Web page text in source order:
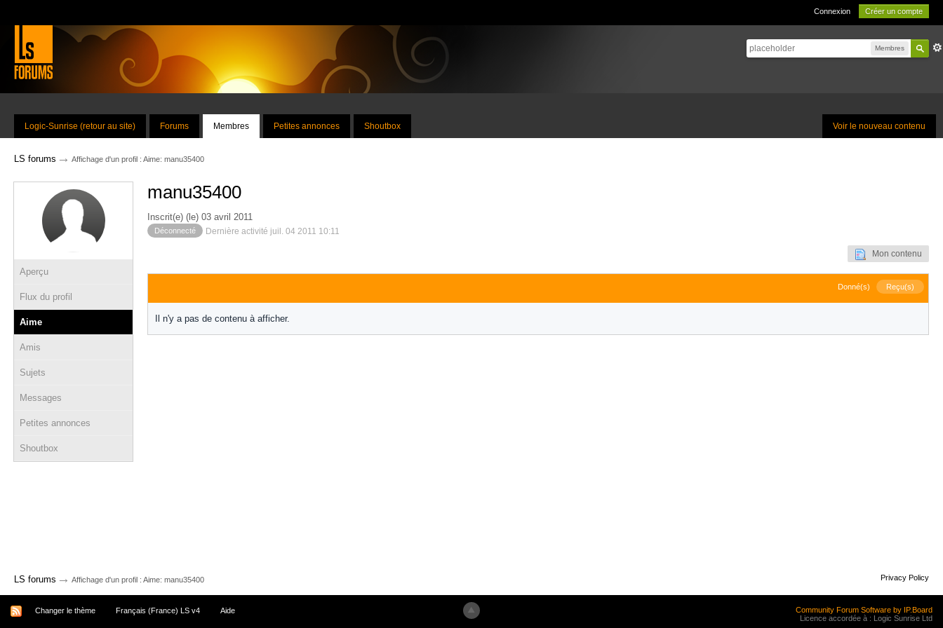
Connexion Créer un compte
Membres
Voir le nouveau contenu
Logic-Sunrise (retour au site) Forums Membres Petites annonces Shoutbox
LS forums → Affichage d'un profil : Aime: manu35400
Aperçu
Flux du profil
Aime
Amis
Sujets
Messages
Petites annonces
Shoutbox
manu35400
Inscrit(e) (le) 03 avril 2011
Déconnecté Dernière activité juil. 04 2011 10:11
Mon contenu
Donné(s) Reçu(s)
Il n'y a pas de contenu à afficher.
LS forums → Affichage d'un profil : Aime: manu35400 Privacy Policy
Changer le thème Français (France) LS v4 Aide
Community Forum Software by IP.Board
Licence accordée à : Logic Sunrise Ltd